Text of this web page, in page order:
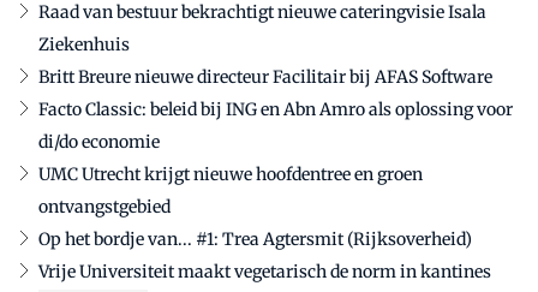
Raad van bestuur bekrachtigt nieuwe cateringvisie Isala
Ziekenhuis
Britt Breure nieuwe directeur Facilitair bij AFAS Software
Facto Classic: beleid bij ING en Abn Amro als oplossing voor
di/do economie
UMC Utrecht krijgt nieuwe hoofdentree en groen
ontvangstgebied
Op het bordje van... #1: Trea Agtersmit (Rijksoverheid)
Vrije Universiteit maakt vegetarisch de norm in kantines